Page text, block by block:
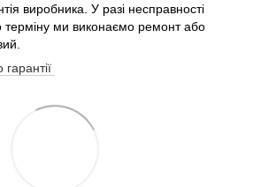
виробника. У разі несправності
терміну ми виконаємо ремонт або